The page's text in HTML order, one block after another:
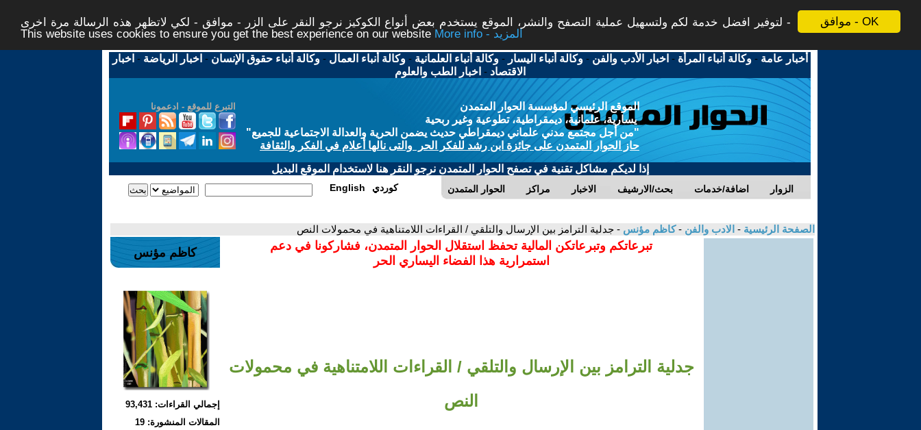
موافق - OK
لتوفير افضل خدمة لكم ولتسهيل عملية التصفح والنشر، الموقع يستخدم بعض أنواع الكوكيز نرجو النقر على الزر - موافق - لكي لاتظهر هذه الرسالة مرة اخرى -
This website uses cookies to ensure you get the best experience on our website
More info - المزيد
أخبار عامة -وكالة أنباء المرأة - اخبار الأدب والفن -وكالة أنباء اليسار -وكالة أنباء العلمانية -وكالة أنباء العمال -وكالة أنباء حقوق الإنسان - اخبار الرياضة - اخبار
الاقتصاد - اخبار الطب والعلوم
التبرع للموقع - ادعمونا
الموقع الرئيسي لمؤسسة الحوار المتمدن
يسارية، علمانية، ديمقراطية، تطوعية وغير ربحية
"من أجل مجتمع مدني علماني ديمقراطي حديث يضمن الحرية والعدالة الاجتماعية للجميع"
حاز الحوار المتمدن على جائزة ابن رشد للفكر الحر والتى نالها أعلام في الفكر والثقافة
إذا لديكم مشاكل تقنية في تصفح الحوار المتمدن نرجو النقر هنا لاستخدام الموقع البديل
الحوار المتمدن مراكز الاخبار بحث/الارشيف اضافة/خدمات الزوار English كوردي
الصفحة الرئيسية - الادب والفن -كاظم مؤنس - جدلية الترامز بين الإرسال والتلقي / القراءات اللامتناهية في محمولات النص
تبرعاتكم وتبرعاتكن المالية تحفظ استقلال الحوار المتمدن، فشاركونا في دعم
استمرارية هذا الفضاء اليساري الحر
جدلية الترامز بين الإرسال والتلقي / القراءات اللامتناهية في محمولات
النص
كاظم مؤنس
إجمالي القراءات: 93,431
المقالات المنشورة: 19